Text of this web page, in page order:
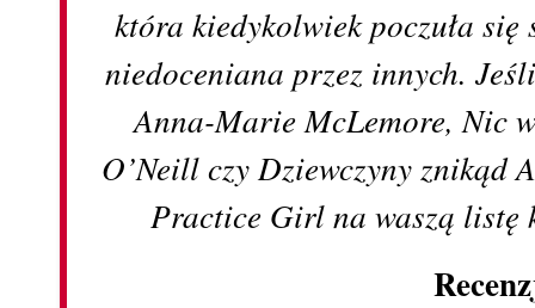
która kiedykolwiek poczuła
niedoceniana przez innych.
Anna-Marie McLemore, Nic
O’Neill czy Dziewczyny znikąd
Practice Girl na waszą listę